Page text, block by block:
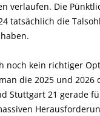
verlaufen. Die
tatsächlich die
noch kein richtiger
die 2025 und 2026
Stuttgart 21 gerade